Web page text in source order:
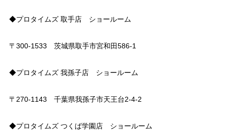
◆プロタイムズ 取手店 ショールーム
〒300-1533 茨城県取手市宮和田586-1
◆プロタイムズ 我孫子店 ショールーム
〒270-1143 千葉県我孫子市天王台2-4-2
◆プロタイムズ つくば学園店 ショールーム